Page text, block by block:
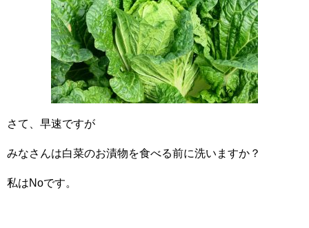
さて、早速ですが
みなさんは白菜のお漬物を食べる前に洗いますか？
私はNoです。